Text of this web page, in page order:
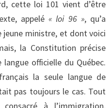
cette loi 101 vient d’être
appelé« loi 96 », qu’a
ministre, et dont voici
la Constitution précise
officielle du Québec.
la seule langue de
pas toujours le cas. Tout